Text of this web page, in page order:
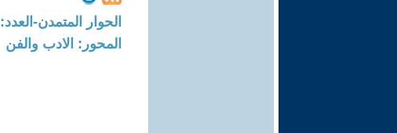
الحوار المتمدن-العدد: 6891 - 2021 / 5 / 7 - 17:40
المحور: الادب والفن